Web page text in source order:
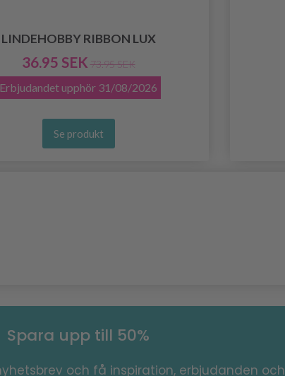
LINDEHOBBY RIBBON LUX
36.95 SEK 73.95 SEK
Erbjudandet upphör 31/08/2026
Se produkt
Spara upp till 50%
och få inspiration, erbjudanden och